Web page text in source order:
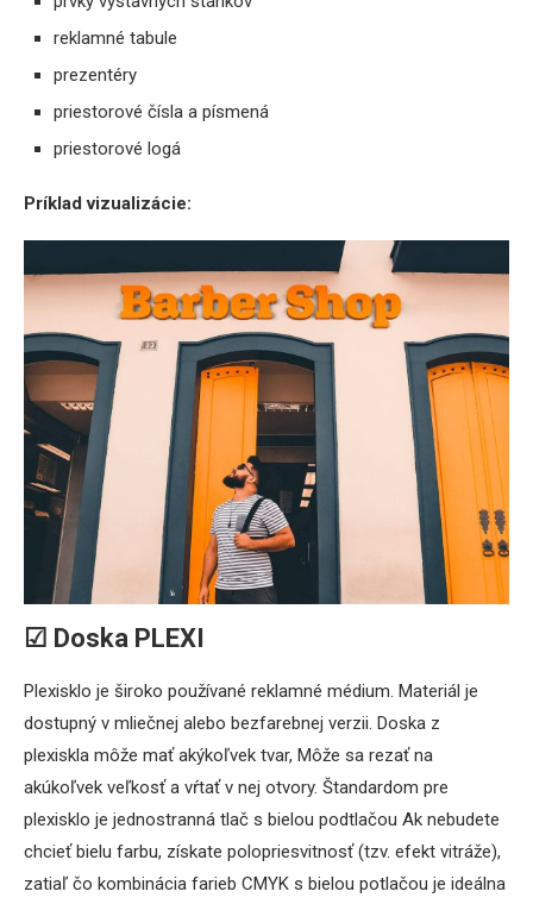
reklamné tabule
prezentéry
priestorové čísla a písmená
priestorové logá
Príklad vizualizácie:
☑ Doska PLEXI
Plexisklo je široko používané reklamné médium. Materiál je
dostupný v mliečnej alebo bezfarebnej verzii. Doska z
plexiskla môže mať akýkoľvek tvar, Môže sa rezať na
akúkoľvek veľkosť a vŕtať v nej otvory. Štandardom pre
plexisklo je jednostranná tlač s bielou podtlačou Ak nebudete
chcieť bielu farbu, získate polopriesvitnosť (tzv. efekt vitráže),
zatiaľ čo kombinácia farieb CMYK s bielou potlačou je ideálna